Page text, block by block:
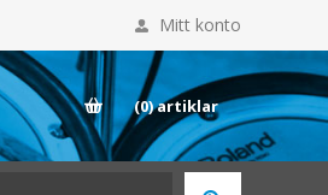
Mitt konto
(0)artiklar